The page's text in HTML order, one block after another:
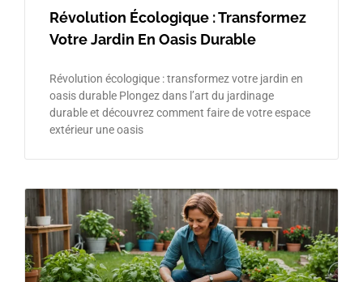
Révolution Écologique : Transformez
Votre Jardin En Oasis Durable
Révolution écologique : transformez votre jardin en
oasis durable Plongez dans l’art du jardinage
durable et découvrez comment faire de votre espace
extérieur une oasis